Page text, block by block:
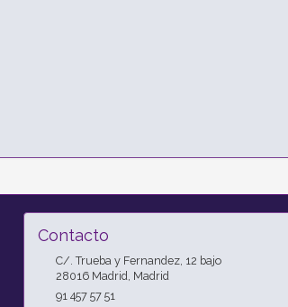
Contacto
C/. Trueba y Fernandez, 12 bajo
28016 Madrid, Madrid
91 457 57 51